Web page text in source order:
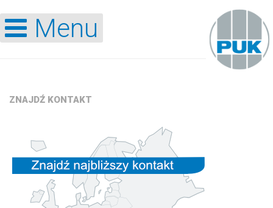
Menu
ZNAJDŹ KONTAKT